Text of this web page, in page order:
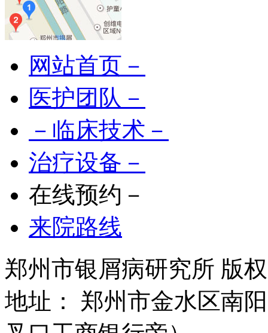
网站首页－
医护团队－
－临床技术－
治疗设备－
在线预约－
来院路线
郑州市银屑病研究所 版
地址： 郑州市金水区南